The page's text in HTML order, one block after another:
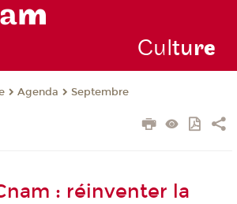
Culture
Agenda Septembre
: réinventer la